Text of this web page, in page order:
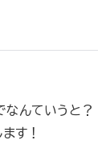
なんていうと？
す！